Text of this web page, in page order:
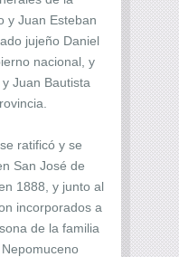
y Juan Esteban
jujeño Daniel
nacional, y
Juan Bautista
ratificó y se
San José de
1888, y junto al
incorporados a
de la familia